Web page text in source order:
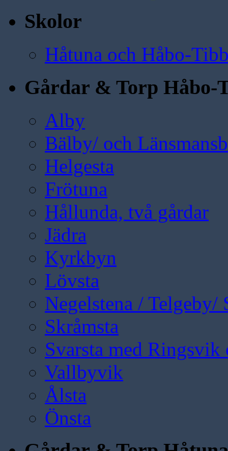
Skolor
Håtuna och Håbo-
Gårdar & Torp Håbo-
Alby
Bälby/ och
Helgesta
Frötuna
Hållunda, två gårdar
Jädra
Kyrkbyn
Lövsta
Negelstena / Telgeby/
Skråmsta
Svarsta med Ringsvik
Vallbyvik
Ålsta
Önsta